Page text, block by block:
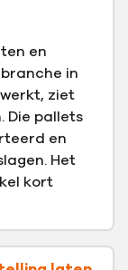
en
in
werkt, ziet
Die pallets
en
Het
kort